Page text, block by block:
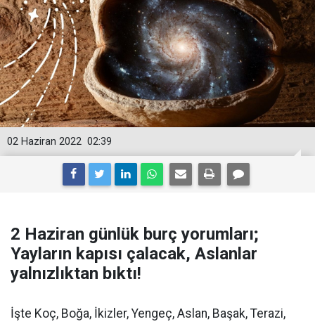
02:39
02 Haziran 2022
2 Haziran günlük burç yorumları;
Yayların kapısı çalacak, Aslanlar
yalnızlıktan bıktı!
İşte Koç, Boğa, İkizler, Yengeç, Aslan, Başak, Terazi,